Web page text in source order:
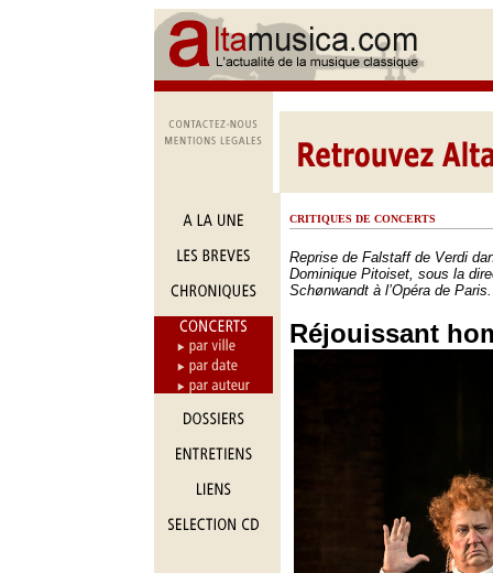
CRITIQUES DE CONCERTS
Reprise de Falstaff de Verdi
Dominique Pitoiset, sous la
Schønwandt à l’Opéra de Paris.
Réjouissant